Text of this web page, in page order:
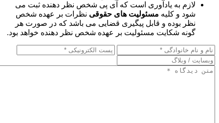
لازم به یادآوری است که آی پی شخص نظر دهنده ثبت می
شود و کلیه مسئولیت های حقوقی نظرات بر عهده شخص
نظر بوده و قابل پیگیری قضایی می باشد که در صورت هر
گونه شکایت مسئولیت بر عهده شخص نظر دهنده خواهد بود.